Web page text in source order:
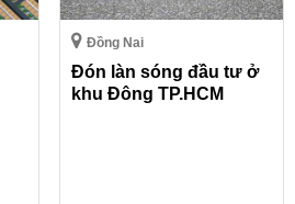
Đồng Nai
Đón làn sóng đầu tư ở
khu Đông TP.HCM